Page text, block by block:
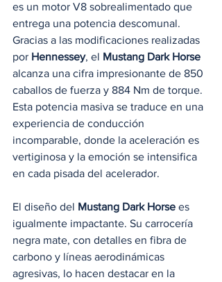
es un motor V8 sobrealimentado que
entrega una potencia descomunal.
Gracias a las modificaciones realizadas
por Hennessey, el Mustang Dark Horse
alcanza una cifra impresionante de 850
caballos de fuerza y 884 Nm de torque.
Esta potencia masiva se traduce en una
experiencia de conducción
incomparable, donde la aceleración es
vertiginosa y la emoción se intensifica
en cada pisada del acelerador.
El diseño del Mustang Dark Horse es
igualmente impactante. Su carrocería
negra mate, con detalles en fibra de
carbono y líneas aerodinámicas
agresivas, lo hacen destacar en la